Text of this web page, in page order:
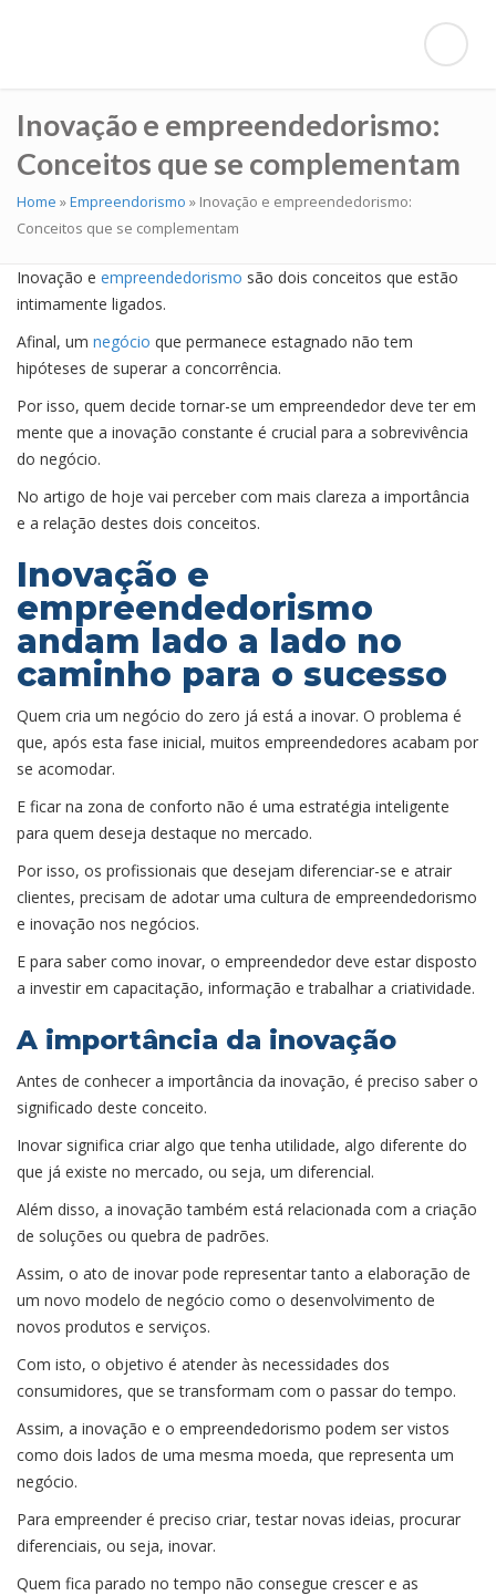
Inovação e empreendedorismo:
Conceitos que se complementam
Home »Empreendorismo » Inovação e empreendedorismo:
Conceitos que se complementam
Inovação e empreendedorismo são dois conceitos que estão
intimamente ligados.
Afinal, um negócio que permanece estagnado não tem
hipóteses de superar a concorrência.
Por isso, quem decide tornar-se um empreendedor deve ter em
mente que a inovação constante é crucial para a sobrevivência
do negócio.
No artigo de hoje vai perceber com mais clareza a importância
e a relação destes dois conceitos.
Inovação e
empreendedorismo
andam lado a lado no
caminho para o sucesso
Quem cria um negócio do zero já está a inovar. O problema é
que, após esta fase inicial, muitos empreendedores acabam por
se acomodar.
E ficar na zona de conforto não é uma estratégia inteligente
para quem deseja destaque no mercado.
Por isso, os profissionais que desejam diferenciar-se e atrair
clientes, precisam de adotar uma cultura de empreendedorismo
e inovação nos negócios.
E para saber como inovar, o empreendedor deve estar disposto
a investir em capacitação, informação e trabalhar a criatividade.
A importância da inovação
Antes de conhecer a importância da inovação, é preciso saber o
significado deste conceito.
Inovar significa criar algo que tenha utilidade, algo diferente do
que já existe no mercado, ou seja, um diferencial.
Além disso, a inovação também está relacionada com a criação
de soluções ou quebra de padrões.
Assim, o ato de inovar pode representar tanto a elaboração de
um novo modelo de negócio como o desenvolvimento de
novos produtos e serviços.
Com isto, o objetivo é atender às necessidades dos
consumidores, que se transformam com o passar do tempo.
Assim, a inovação e o empreendedorismo podem ser vistos
como dois lados de uma mesma moeda, que representa um
negócio.
Para empreender é preciso criar, testar novas ideias, procurar
diferenciais, ou seja, inovar.
Quem fica parado no tempo não consegue crescer e as